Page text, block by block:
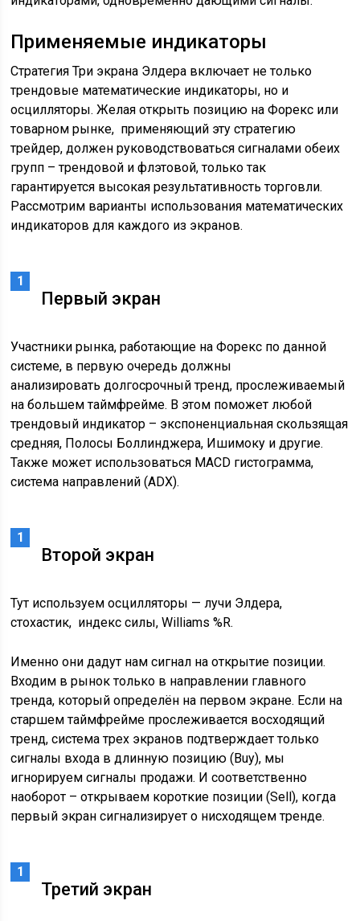
Применяемые индикаторы
Стратегия Три экрана Элдера включает не только
трендовые математические индикаторы, но и
осцилляторы. Желая открыть позицию на Форекс или
товарном рынке, применяющий эту стратегию
трейдер, должен руководствоваться сигналами обеих
групп – трендовой и флэтовой, только так
гарантируется высокая результативность торговли.
Рассмотрим варианты использования математических
индикаторов для каждого из экранов.
Первый экран
Участники рынка, работающие на Форекс по данной
системе, в первую очередь должны
анализировать долгосрочный тренд, прослеживаемый
на большем таймфрейме. В этом поможет любой
трендовый индикатор – экспоненциальная скользящая
средняя, Полосы Боллинджера, Ишимоку и другие.
Также может использоваться MACD гистограмма,
система направлений (ADX).
Второй экран
Тут используем осцилляторы — лучи Элдера,
стохастик, индекс силы, Williams %R.
Именно они дадут нам сигнал на открытие позиции.
Входим в рынок только в направлении главного
тренда, который определён на первом экране. Если на
старшем таймфрейме прослеживается восходящий
тренд, система трех экранов подтверждает только
сигналы входа в длинную позицию (Buy), мы
игнорируем сигналы продажи. И соответственно
наоборот – открываем короткие позиции (Sell), когда
первый экран сигнализирует о нисходящем тренде.
Третий экран